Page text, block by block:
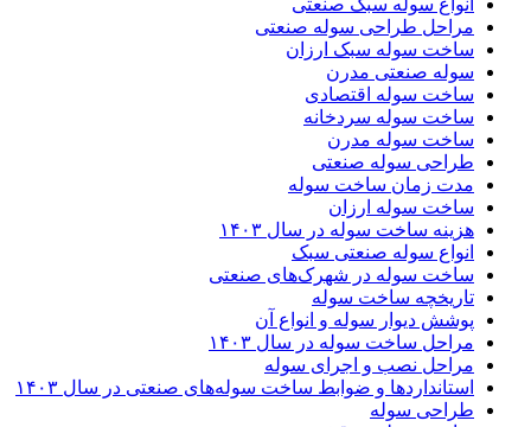
مراحل طراحی سوله صنعتی
ساخت سوله سبک ارزان
سوله صنعتی مدرن
ساخت سوله اقتصادی
ساخت سوله سردخانه
ساخت سوله مدرن
طراحی سوله صنعتی
مدت زمان ساخت سوله
ساخت سوله ارزان
هزینه ساخت سوله در سال ۱۴۰۳
انواع سوله صنعتی سبک
ساخت سوله در شهرک‌های صنعتی
تاریخچه ساخت سوله
پوشش دیوار سوله و انواع آن
مراحل ساخت سوله در سال ۱۴۰۳
مراحل نصب و اجرای سوله
استانداردها و ضوابط ساخت سوله‌های صنعتی در سال ۱۴۰۳
طراحی سوله